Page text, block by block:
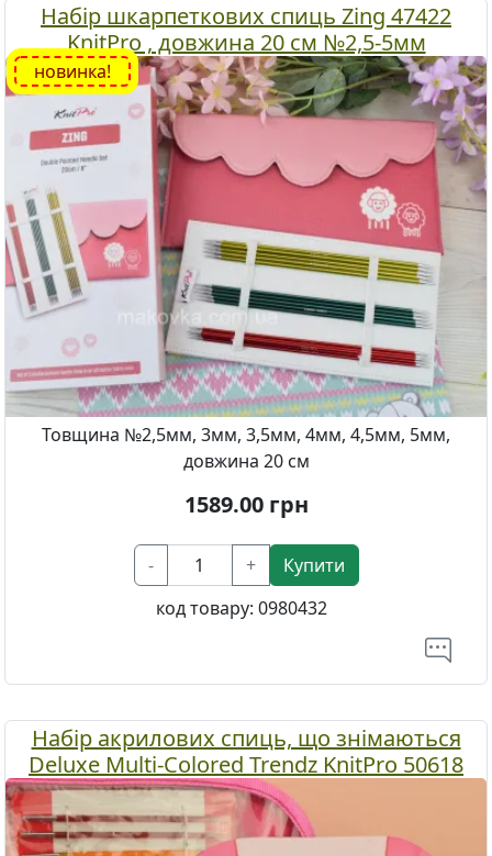
Набір шкарпеткових спиць Zing 47422
KnitPro , довжина 20 см №2,5-5мм
новинка!
Товщина №2,5мм, 3мм, 3,5мм, 4мм, 4,5мм, 5мм,
довжина 20 см
1589.00грн
- +
Купити
код товару: 0980432
Набір акрилових спиць, що знімаються
Deluxe Multi-Colored Trendz KnitPro 50618